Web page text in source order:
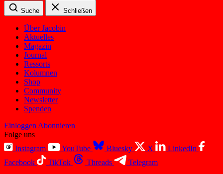
Suche Schließen
Über Jacobin
Aktuelles
Magazin
Journal
Ressorts
Kolumnen
Shop
Community
Newsletter
Spenden
Einloggen Abonnieren
Folge uns
Instagram
YouTube Bluesky X
LinkedIn
Facebook
TikTok Threads
Telegram